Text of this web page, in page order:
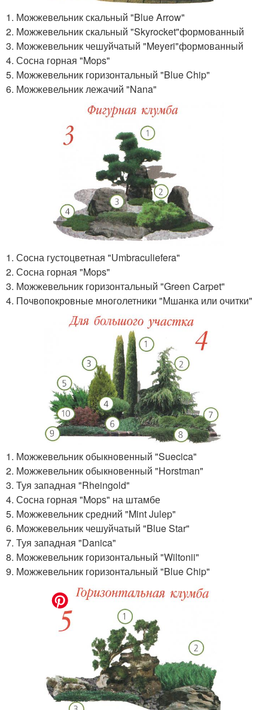
1. Можжевельник скальный "Blue Arrow"
2. Можжевельник скальный "Skyrocket"формованный
3. Можжевельник чешуйчатый "Meyeri"формованный
4. Сосна горная "Mops"
5. Можжевельник горизонтальный "Blue Chip"
6. Можжевельник лежачий "Nana"
1. Сосна густоцветная "Umbraculiefera"
2. Сосна горная "Mops"
3. Можжевельник горизонтальный "Green Carpet"
4. Почвопокровные многолетники "Мшанка или очитки"
1. Можжевельник обыкновенный "Suecica"
2. Можжевельник обыкновенный "Horstman"
3. Туя западная "Rheingold"
4. Сосна горная "Mops" на штамбе
5. Можжевельник средний "Mint Julep"
6. Можжевельник чешуйчатый "Blue Star"
7. Туя западная "Danica"
8. Можжевельник горизонтальный "Wiltonii"
9. Можжевельник горизонтальный "Blue Chip"